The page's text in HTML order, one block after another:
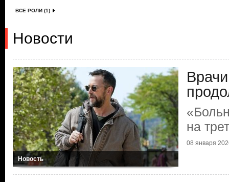
ВСЕ РОЛИ (1)
Новости
Новость
на
08 января